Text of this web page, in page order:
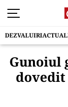
DEZVALUIRI
Gunoiul